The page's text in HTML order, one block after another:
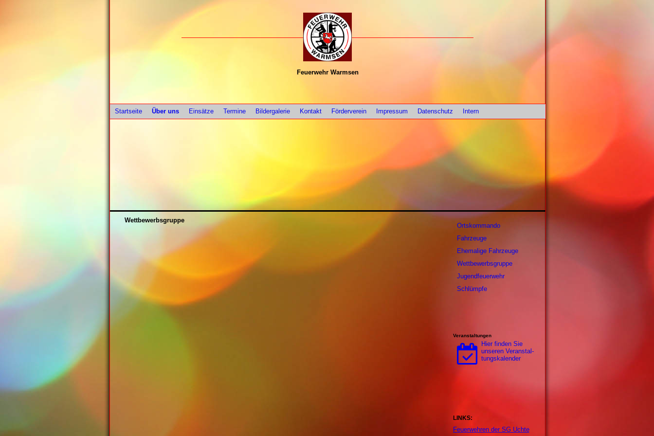
Feuerwehr Warmsen
Startseite Über uns Einsätze Termine Bildergalerie Kontakt Förderverein Impressum Datenschutz Intern
Wettbewerbsgruppe
Ortskommando
Fahrzeuge
Ehemalige Fahrzeuge
Wettbewerbsgruppe
Jugendfeuerwehr
Schlümpfe
Veranstaltungen
Hier finden Sie
unseren Ver­an­stal­
tungs­ka­len­der
LINKS:
Feuerwehren der SG Uchte